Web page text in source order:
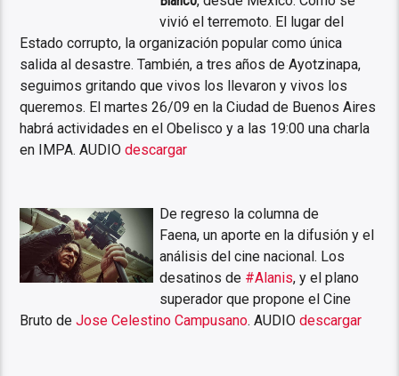
vivió el terremoto. El lugar del
Estado corrupto, la organización popular como única
salida al desastre. También, a tres años de Ayotzinapa,
seguimos gritando que vivos los llevaron y vivos los
queremos. El martes 26/09 en la Ciudad de Buenos Aires
habrá actividades en el Obelisco y a las 19:00 una charla
en IMPA. AUDIOdescargar
De regreso la columna de
Faena, un aporte en la difusión y el
análisis del cine nacional. Los
desatinos de #Alanis, y el plano
superador que propone el Cine
Bruto deJose Celestino Campusano. AUDIOdescargar